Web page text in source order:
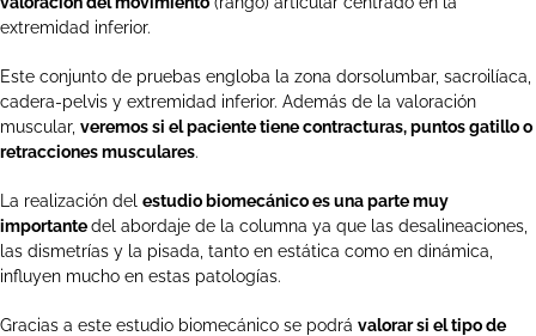
extremidad inferior.
Este conjunto de pruebas engloba la zona dorsolumbar, sacroilíaca,
cadera-pelvis y extremidad inferior. Además de la valoración
muscular, veremos si el paciente tiene contracturas, puntos gatillo o
retracciones musculares.
La realización del estudio biomecánico es una parte muy
importantedel abordaje de la columna ya que las desalineaciones,
las dismetrías y la pisada, tanto en estática como en dinámica,
influyen mucho en estas patologías.
Gracias a este estudio biomecánico se podrá valorar si el tipo de